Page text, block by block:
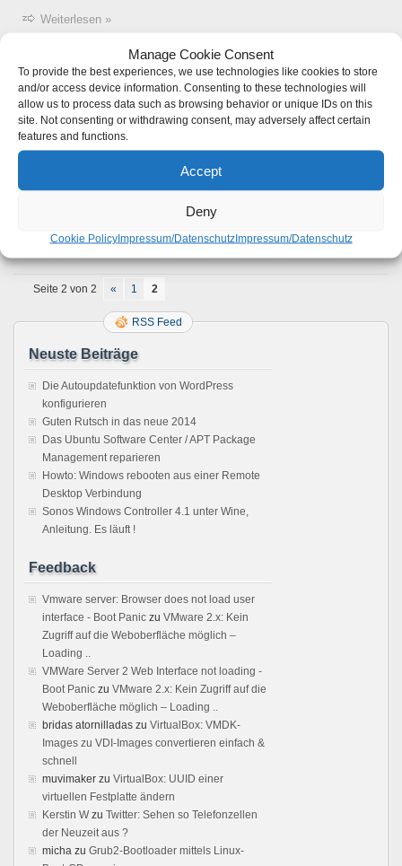
Manage Cookie Consent
To provide the best experiences, we use technologies like cookies to store
and/or access device information. Consenting to these technologies will
allow us to process data such as browsing behavior or unique IDs on this
site. Not consenting or withdrawing consent, may adversely affect certain
features and functions.
Accept
Deny
Cookie PolicyImpressum/DatenschutzImpressum/Datenschutz
Weiterlesen »
Ähnliche Artikel:
Vergleich der typischen Handybenutzer
WordPress 3.0 – Ein neues Blog-Netzwerk bzw.
Multisite-Blog einrichten
iPhone / iPodTouch als echten USB-Stick nutzen
iPhone: Jailbreak kinderleicht mit dem iDongle
Seite 2 von 2 « 1 2
RSS Feed
Neuste Beiträge
Die Autoupdatefunktion von WordPress
konfigurieren
Guten Rutsch in das neue 2014
Das Ubuntu Software Center / APT Package
Management reparieren
Howto: Windows rebooten aus einer Remote
Desktop Verbindung
Sonos Windows Controller 4.1 unter Wine,
Anleitung. Es läuft !
Feedback
Vmware server: Browser does not load user
interface - Boot Panic zu VMware 2.x: Kein
Zugriff auf die Weboberfläche möglich –
Loading ..
VMWare Server 2 Web Interface not loading -
Boot Panic zu VMware 2.x: Kein Zugriff auf die
Weboberfläche möglich – Loading ..
bridas atornilladas zu VirtualBox: VMDK-
Images zu VDI-Images convertieren einfach &
schnell
muvimaker zu VirtualBox: UUID einer
virtuellen Festplatte ändern
Kerstin Wzu Twitter: Sehen so Telefonzellen
der Neuzeit aus ?
micha zu Grub2-Bootloader mittels Linux-